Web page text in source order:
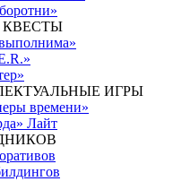
ИГРЫ
времени»
Лайт